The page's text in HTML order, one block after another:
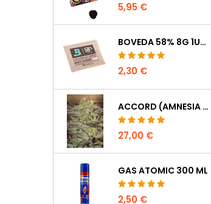
5,95 €
BOVEDA 58% 8G 1UDS
2,30 €
ACCORD (AMNESIA CORDOBESA)
27,00 €
GAS ATOMIC 300 ML
2,50 €